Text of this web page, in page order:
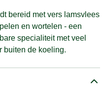
bereid met vers lamsvlees
en wortelen - een
specialiteit met veel
buiten de koeling.